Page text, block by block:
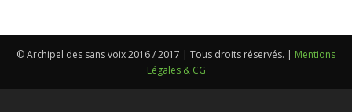
© Archipel des sans voix 2016 / 2017 | Tous droits réservés. | Mentions
Légales & CG